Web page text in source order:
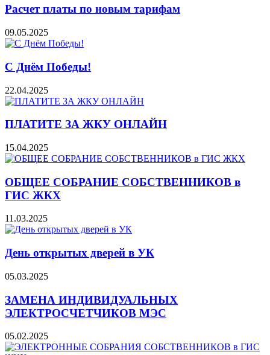
Расчет платы по новым тарифам
09.05.2025
С Днём Победы!
22.04.2025
ПЛАТИТЕ ЗА ЖКУ ОНЛАЙН
15.04.2025
ОБЩЕЕ СОБРАНИЕ СОБСТВЕННИКОВ в
ГИС ЖКХ
11.03.2025
День открытых дверей в УК
05.03.2025
ЗАМЕНА ИНДИВИДУАЛЬНЫХ
ЭЛЕКТРОСЧЕТЧИКОВ МЭС
05.02.2025